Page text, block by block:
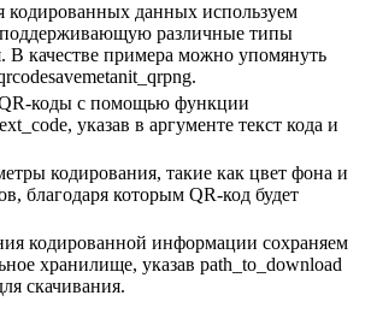
кодированных данных используем
поддерживающую различные типы
В качестве примера можно упомянуть
коды с помощью функции
указав в аргументе текст кода и
кодирования, такие как цвет фона и
благодаря которым QR-код будет
кодированной информации сохраняем
хранилище, указав path_to_download
скачивания.